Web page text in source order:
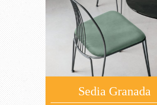
Sedia Granada